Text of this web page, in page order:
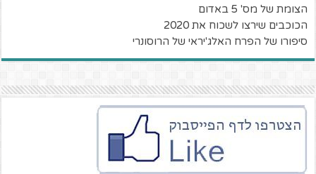
הצומת של מס' 5 באדום
הכוכבים שירצו לשכוח את 2020
סיפורו של הפרח האלג'יראי של הרוסונרי